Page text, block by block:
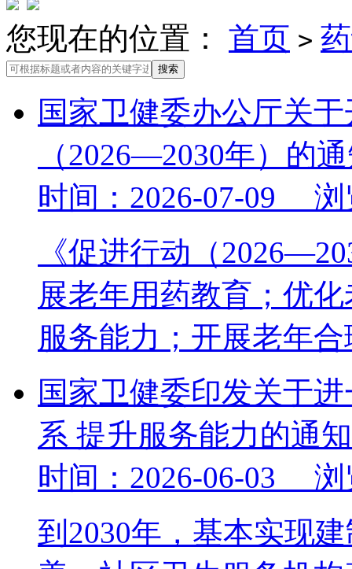
您现在的位置： 首页 >
国家卫健委办公厅关
（2026—2030年）的
时间：2026-07-09 浏
《促进行动（
展老年用药教育；优
服务能力；开展老年
国家卫健委印发关于
系 提升服务能力的通知
时间：2026-06-03 浏
到2030年，基本实现